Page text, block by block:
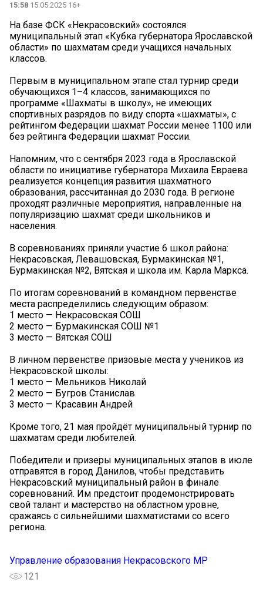
15:58 15.05.2025 16+
На базе ФСК «Некрасовский» состоялся
муниципальный этап «Кубка губернатора Ярославской
области» по шахматам среди учащихся начальных
классов.
Первым в муниципальном этапе стал турнир среди
обучающихся 1–4 классов, занимающихся по
программе «Шахматы в школу», не имеющих
спортивных разрядов по виду спорта «шахматы», с
рейтингом Федерации шахмат России менее 1100 или
без рейтинга Федерации шахмат России.
Напомним, что с сентября 2023 года в Ярославской
области по инициативе губернатора Михаила Евраева
реализуется концепция развития шахматного
образования, рассчитанная до 2030 года. В регионе
проходят различные мероприятия, направленные на
популяризацию шахмат среди школьников и
населения.
В соревнованиях приняли участие 6 школ района:
Некрасовская, Левашовская, Бурмакинская №1,
Бурмакинская №2, Вятская и школа им. Карла Маркса.
По итогам соревнований в командном первенстве
места распределились следующим образом:
1 место — Некрасовская СОШ
2 место — Бурмакинская СОШ №1
3 место — Вятская СОШ
В личном первенстве призовые места у учеников из
Некрасовской школы:
1 место — Мельников Николай
2 место — Бугров Станислав
3 место — Красавин Андрей
Кроме того, 21 мая пройдёт муниципальный турнир по
шахматам среди любителей.
Победители и призеры муниципальных этапов в июле
отправятся в город Данилов, чтобы представить
Некрасовский муниципальный район в финале
соревнований. Им предстоит продемонстрировать
свой талант и мастерство на областном уровне,
сражаясь с сильнейшими шахматистами со всего
региона.
Управление образования Некрасовского МР
121